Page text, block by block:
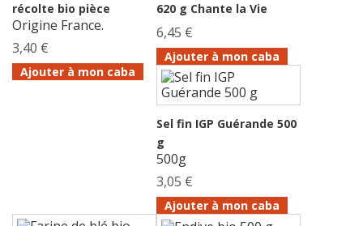
récolte bio pièce
Origine France.
3,40 €
Ajouter à mon caba
620 g Chante la Vie
6,45 €
Ajouter à mon caba
Sel fin IGP Guérande 500
g
500g
3,05 €
Ajouter à mon caba